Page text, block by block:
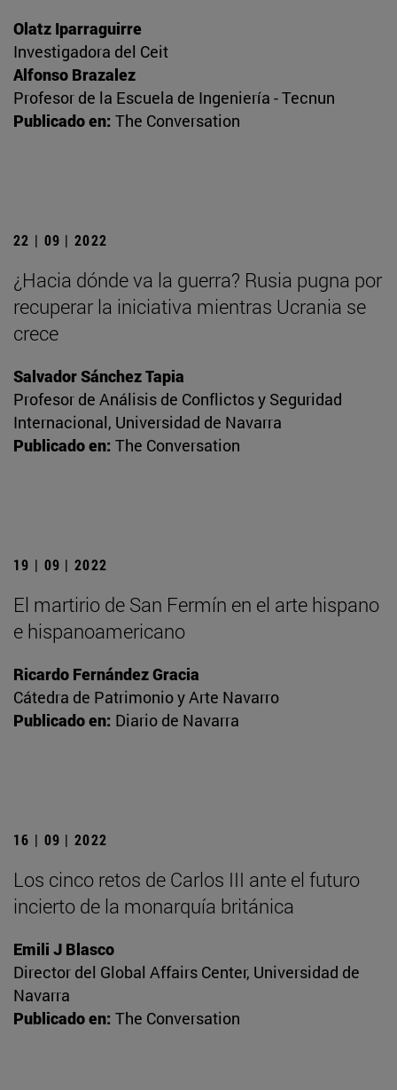
Olatz Iparraguirre
Investigadora del Ceit
Alfonso Brazalez
Profesor de la Escuela de Ingeniería - Tecnun
Publicado en: The Conversation
22 | 09 | 2022
¿Hacia dónde va la guerra? Rusia pugna por
recuperar la iniciativa mientras Ucrania se
crece
Salvador Sánchez Tapia
Profesor de Análisis de Conflictos y Seguridad
Internacional, Universidad de Navarra
Publicado en: The Conversation
19 | 09 | 2022
El martirio de San Fermín en el arte hispano
e hispanoamericano
Ricardo Fernández Gracia
Cátedra de Patrimonio y Arte Navarro
Publicado en: Diario de Navarra
16 | 09 | 2022
Los cinco retos de Carlos III ante el futuro
incierto de la monarquía británica
Emili J Blasco
Director del Global Affairs Center, Universidad de
Navarra
Publicado en: The Conversation